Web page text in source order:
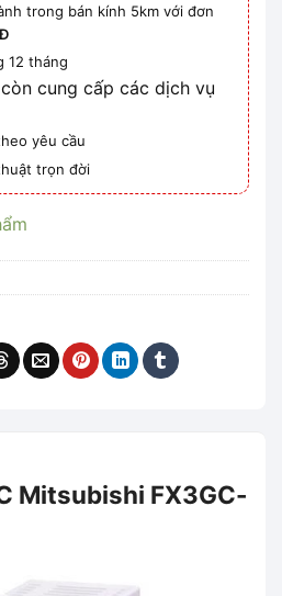
trong bán kính 5km với đơn
12 tháng
cung cấp các dịch vụ
yêu cầu
trọn đời
Mitsubishi FX3GC-